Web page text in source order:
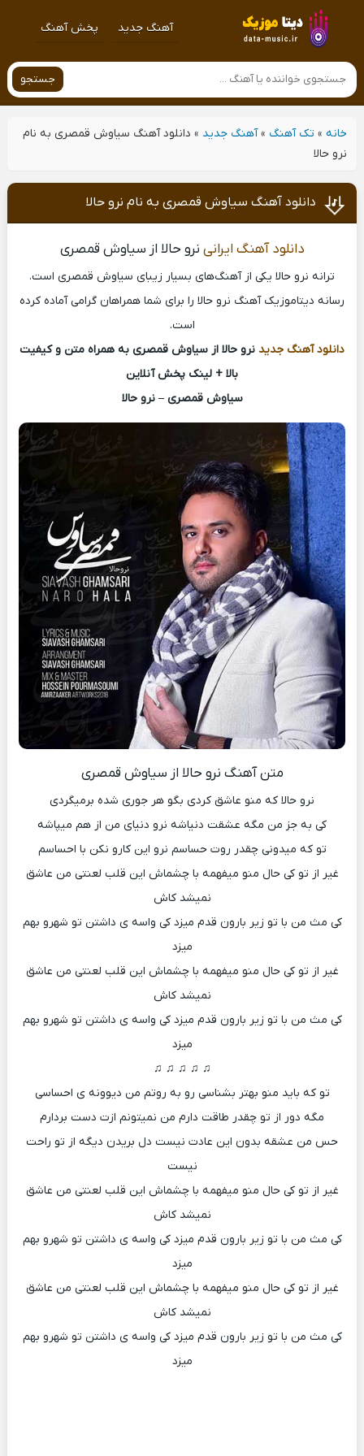
آهنگ جدید پخش آهنگ
جستجو
خانه» تک آهنگ »آهنگ جدید » دانلود آهنگ سیاوش قمصری به نام
نرو حالا
دانلود آهنگ سیاوش قمصری به نام نرو حالا
دانلود آهنگ ایرانی نرو حالا از سیاوش قمصری
ترانه نرو حالا یکی از آهنگ‌های بسیار زیبای سیاوش قمصری است.
رسانه دیتاموزیک آهنگ نرو حالا را برای شما همراهان گرامی آماده کرده
است.
دانلود آهنگ جدید نرو حالا از سیاوش قمصری به همراه متن و کیفیت
بالا + لینک پخش آنلاین
سیاوش قمصری – نرو حالا
متن آهنگ نرو حالا از سیاوش قمصری
نرو حالا که منو عاشق کردی بگو هر جوری شده برمیگردی
کی به جز من مگه عشقت دنیاشه نرو دنیای من از هم میپاشه
تو که میدونی چقدر روت حساسم نرو این کارو نکن با احساسم
غیر از تو کی حال منو میفهمه با چشماش این قلب لعنتی من عاشق
نمیشد کاش
کی مث من با تو زیر بارون قدم میزد کی واسه ی داشتن تو شهرو بهم
میزد
غیر از تو کی حال منو میفهمه با چشماش این قلب لعنتی من عاشق
نمیشد کاش
کی مث من با تو زیر بارون قدم میزد کی واسه ی داشتن تو شهرو بهم
میزد
♫ ♫ ♫ ♫ ♫
تو که باید منو بهتر بشناسی رو به روتم من دیوونه ی احساسی
مگه دور از تو چقدر طاقت دارم من نمیتونم ازت دست بردارم
حس من عشقه بدون این عادت نیست دل بریدن دیگه از تو راحت
نیست
غیر از تو کی حال منو میفهمه با چشماش این قلب لعنتی من عاشق
نمیشد کاش
کی مث من با تو زیر بارون قدم میزد کی واسه ی داشتن تو شهرو بهم
میزد
غیر از تو کی حال منو میفهمه با چشماش این قلب لعنتی من عاشق
نمیشد کاش
کی مث من با تو زیر بارون قدم میزد کی واسه ی داشتن تو شهرو بهم
میزد